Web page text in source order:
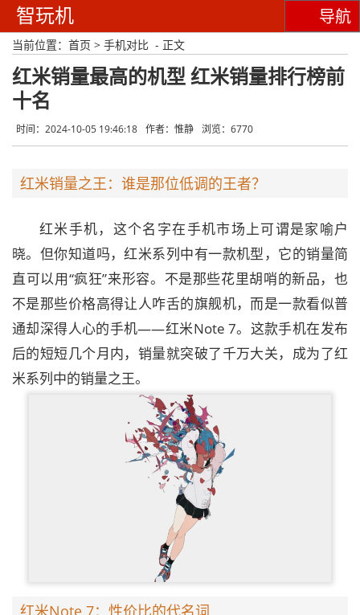
智玩机 导航
当前位置： 首页 > 手机对比 - 正文
红米销量最高的机型 红米销量排行榜前
十名
时间：2024-10-05 19:46:18 作者：惟静 浏览：6770
红米销量之王：谁是那位低调的王者？
红米手机，这个名字在手机市场上可谓是家喻户
晓。但你知道吗，红米系列中有一款机型，它的销量简
直可以用“疯狂”来形容。不是那些花里胡哨的新品，也
不是那些价格高得让人咋舌的旗舰机，而是一款看似普
通却深得人心的手机——红米Note 7。这款手机在发布
后的短短几个月内，销量就突破了千万大关，成为了红
米系列中的销量之王。
红米Note 7：性价比的代名词